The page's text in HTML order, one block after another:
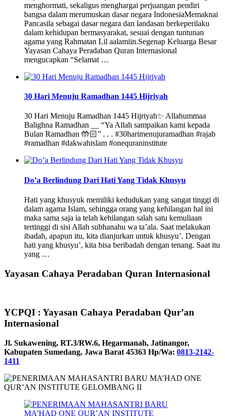
menghormati, sekaligus menghargai perjuangan pendiri
bangsa dalam merumuskan dasar negara IndonesiaMemaknai
Pancasila sebagai dasar negara dan landasan berkeperilaku
dalam kehidupan bermasyarakat, sesuai dengan tuntunan
agama yang Rahmatan Lil aalamiin.Segenap Keluarga Besar
Yayasan Cahaya Peradaban Quran Internasional
mengucapkan “Selamat …
30 Hari Menuju Ramadhan 1445 Hijriyah
30 Hari Menuju Ramadhan 1445 Hijriyah✨ Allahummaa
Balighna Ramadhan __ “Ya Allah sampaikan kami kepada
Bulan Ramadhan 🤲🏻” . . . #30harimenujuramadhan #rajab
#ramadhan #dakwahislam #onequraninstitute
Do’a Berlindung Dari Hati Yang Tidak Khusyu
Hati yang khusyuk memiliki kedudukan yang sangat tinggi di
dalam agama Islam, sehingga orang yang kehilangan hal ini
maka sama saja ia telah kehilangan salah satu kemuliaan
tertinggi di sisi Allah subhanahu wa ta’ala. Saat melakukan
ibadah, apapun itu, kita dianjurkan untuk khusyu’. Dengan
hati yang khusyu’, kita bisa beribadah dengan tenang. Saat itu
yang …
Yayasan Cahaya Peradaban Quran Internasional
YCPQI : Yayasan Cahaya Peradaban Qur’an
Internasional
Jl. Sukawening, RT.3/RW.6, Hegarmanah, Jatinangor,
Kabupaten Sumedang, Jawa Barat 45363 Hp/Wa: 0813-2142-
1411